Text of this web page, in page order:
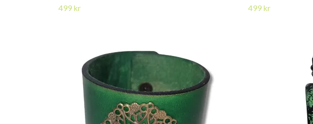
499 kr
499 kr